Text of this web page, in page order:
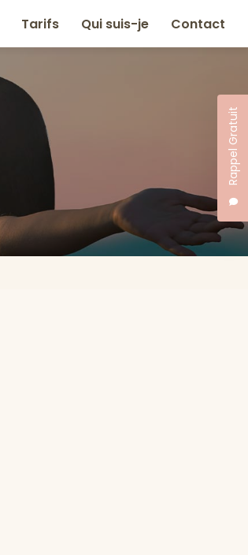
Rappel Gratuit
Tarifs Qui suis-je Contact